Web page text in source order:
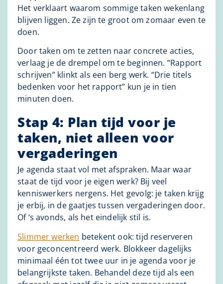
Het verklaart waarom sommige taken wekenlang
blijven liggen. Ze zijn te groot om zomaar even te
doen.
Door taken om te zetten naar concrete acties,
verlaag je de drempel om te beginnen. “Rapport
schrijven” klinkt als een berg werk. “Drie titels
bedenken voor het rapport” kun je in tien
minuten doen.
Stap 4: Plan tijd voor je
taken, niet alleen voor
vergaderingen
Je agenda staat vol met afspraken. Maar waar
staat de tijd voor je eigen werk? Bij veel
kenniswerkers nergens. Het gevolg: je taken krijg
je erbij, in de gaatjes tussen vergaderingen door.
Of ‘s avonds, als het eindelijk stil is.
Slimmer werken betekent ook: tijd reserveren
voor geconcentreerd werk. Blokkeer dagelijks
minimaal één tot twee uur in je agenda voor je
belangrijkste taken. Behandel deze tijd als een